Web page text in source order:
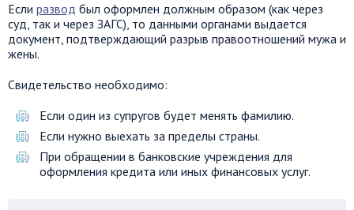
Если развод был оформлен должным образом (как через
суд, так и через ЗАГС), то данными органами выдается
документ, подтверждающий разрыв правоотношений мужа и
жены.
Свидетельство необходимо:
Если один из супругов будет менять фамилию.
Если нужно выехать за пределы страны.
При обращении в банковские учреждения для
оформления кредита или иных финансовых услуг.